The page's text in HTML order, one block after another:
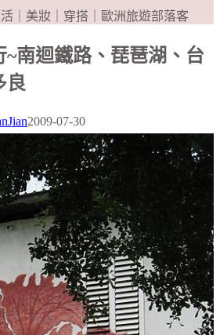
｜美妝｜穿搭｜歐洲旅遊部落客
~南迴鐵路、琵琶湖、台
良
2009-07-30